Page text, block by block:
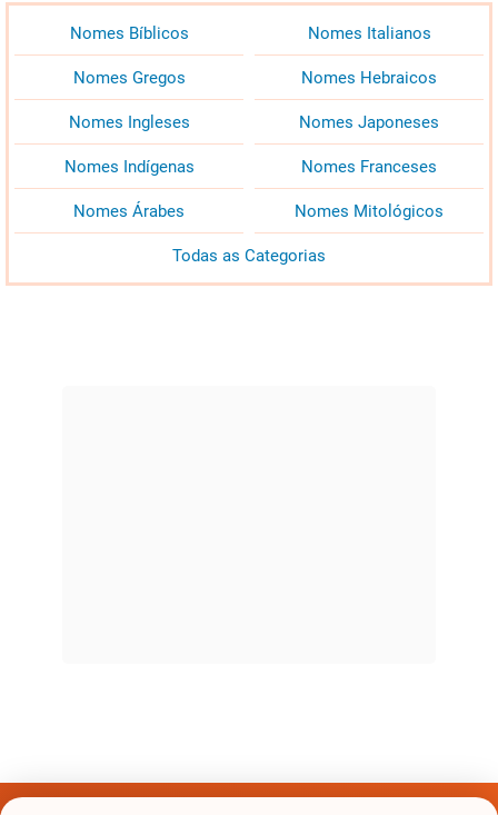
Nomes Bíblicos Nomes Italianos
Nomes Gregos Nomes Hebraicos
Nomes Ingleses Nomes Japoneses
Nomes Indígenas Nomes Franceses
Nomes Árabes Nomes Mitológicos
Todas as Categorias